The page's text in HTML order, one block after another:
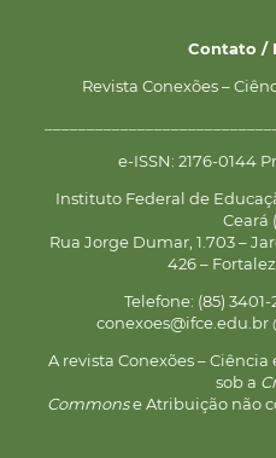
Contato /
Revista Conexões –
e-ISSN: 2176-0144
Instituto Federal de
Ceará
Rua Jorge Dumar, 1.703 –
426 –
Telefone: (85)
conexoes@ifce.edu.br
A revista Conexões –
sob a
Commonse Atribuição não